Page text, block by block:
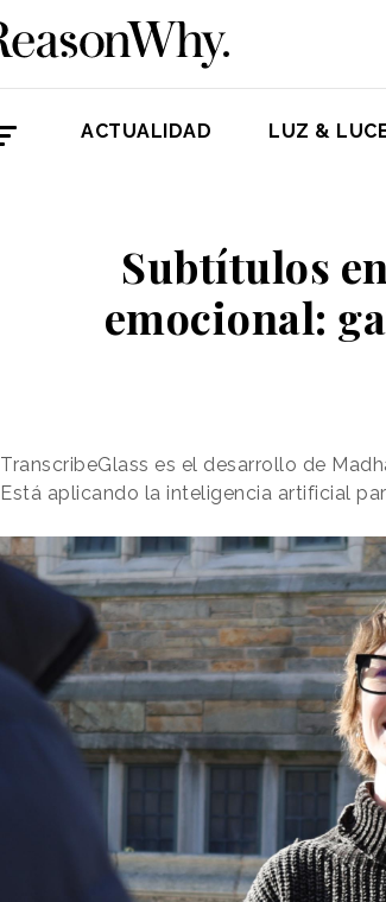
ACTUALIDAD LUZ &
Subtítulos
emocional:
TranscribeGlass es el desarrollo de
Está aplicando la inteligencia artificial